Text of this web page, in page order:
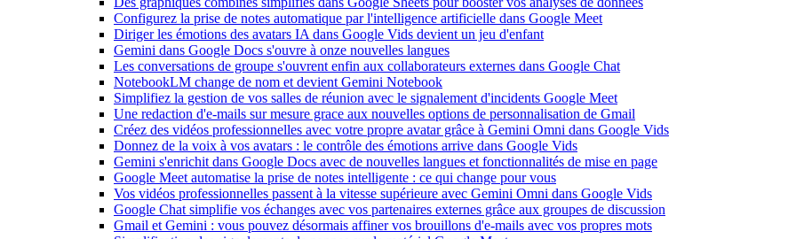
Configurez la prise de notes automatique par l'intelligence artificielle dans Google Meet
Diriger les émotions des avatars IA dans Google Vids devient un jeu d'enfant
Gemini dans Google Docs s'ouvre à onze nouvelles langues
Les conversations de groupe s'ouvrent enfin aux collaborateurs externes dans Google Chat
NotebookLM change de nom et devient Gemini Notebook
Simplifiez la gestion de vos salles de réunion avec le signalement d'incidents Google Meet
Une redaction d'e-mails sur mesure grace aux nouvelles options de personnalisation de Gmail
Créez des vidéos professionnelles avec votre propre avatar grâce à Gemini Omni dans Google Vids
Donnez de la voix à vos avatars : le contrôle des émotions arrive dans Google Vids
Gemini s'enrichit dans Google Docs avec de nouvelles langues et fonctionnalités de mise en page
Google Meet automatise la prise de notes intelligente : ce qui change pour vous
Vos vidéos professionnelles passent à la vitesse supérieure avec Gemini Omni dans Google Vids
Google Chat simplifie vos échanges avec vos partenaires externes grâce aux groupes de discussion
Gmail et Gemini : vous pouvez désormais affiner vos brouillons d'e-mails avec vos propres mots